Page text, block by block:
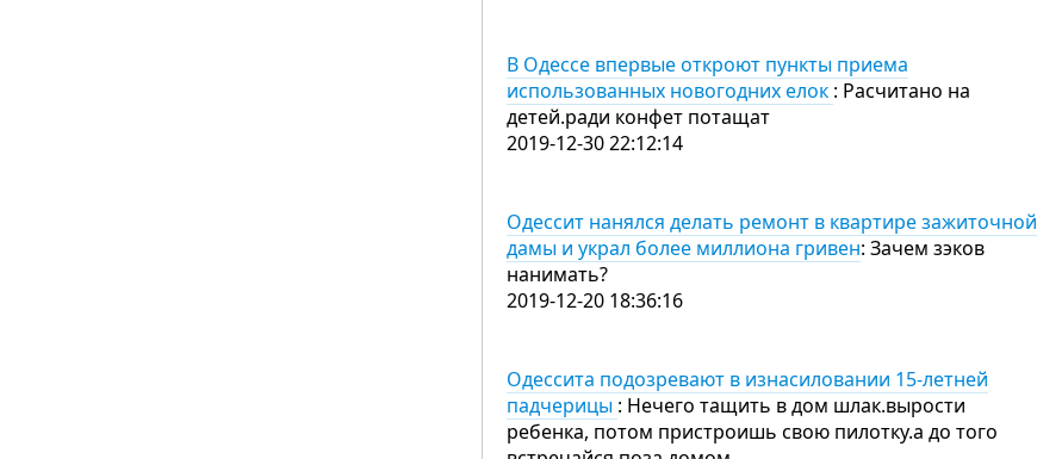
В Одессе впервые откроют пункты приема
использованных новогодних елок : Расчитано на
детей.ради конфет потащат
2019-12-30 22:12:14
Одессит нанялся делать ремонт в квартире зажиточной
дамы и украл более миллиона гривен: Зачем зэков
нанимать?
2019-12-20 18:36:16
Одессита подозревают в изнасиловании 15-летней
падчерицы : Нечего тащить в дом шлак.вырости
ребенка, потом пристроишь свою пилотку.а до того